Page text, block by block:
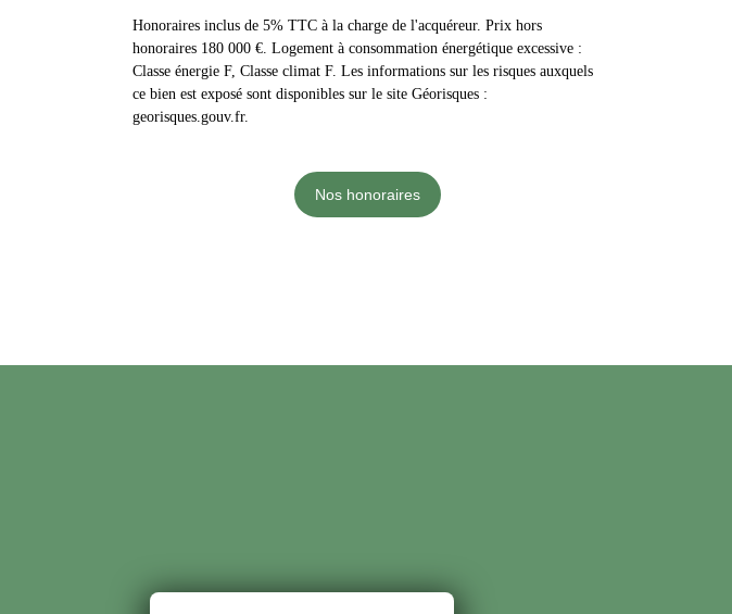
Honoraires inclus de 5% TTC à la charge de l'acquéreur. Prix hors
honoraires 180 000 €. Logement à consommation énergétique excessive :
Classe énergie F, Classe climat F. Les informations sur les risques auxquels
ce bien est exposé sont disponibles sur le site Géorisques :
georisques.gouv.fr.
Nos honoraires